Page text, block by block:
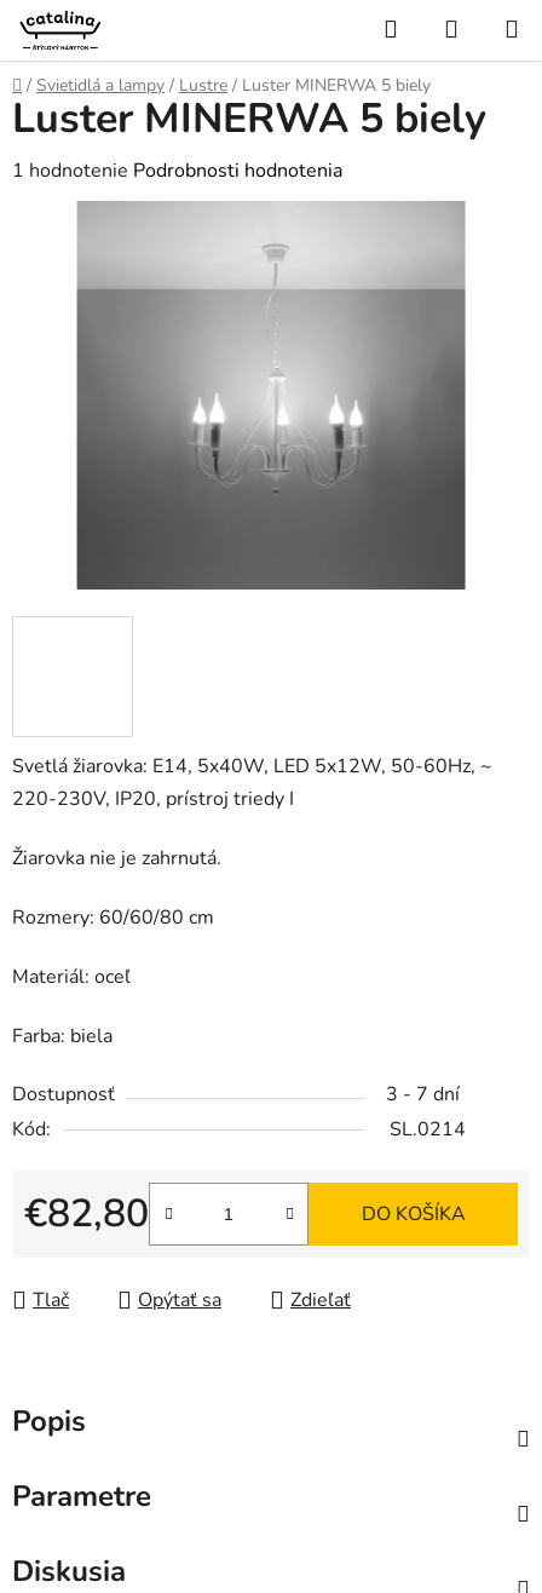
Prejsť
obsah
Hľadať
KOŠÍK
Domov
/ Svietidlá a lampy / Lustre / Luster MINERWA 5 biely
Svetlá žiarovka: E14, 5x40W, LED 5x12W, 50-60Hz, ~
220-230V, IP20, prístroj triedy I
Žiarovka nie je zahrnutá.
Rozmery: 60/60/80 cm
Materiál: oceľ
Farba: biela
Dostupnosť
3 - 7 dní
Kód:
SL.0214
€82,80
Jednotková cena:
DO KOŠÍKA
Tlač Opýtať sa Zdieľať
Luster MINERWA 5 biely
Priemerné
hodnotenie
1 hodnotenie Podrobnosti hodnotenia
Popis
Parametre
Diskusia